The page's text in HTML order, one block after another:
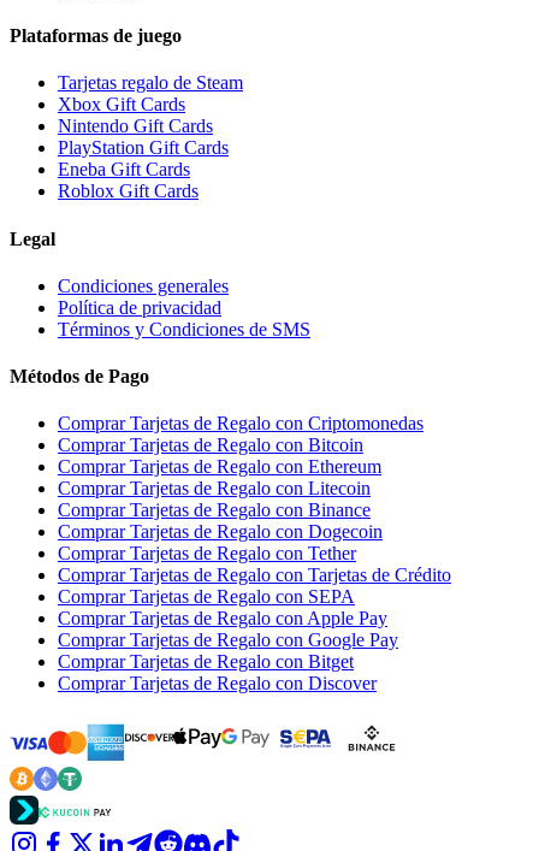
Plataformas de juego
Tarjetas regalo de Steam
Xbox Gift Cards
Nintendo Gift Cards
PlayStation Gift Cards
Eneba Gift Cards
Roblox Gift Cards
Legal
Condiciones generales
Política de privacidad
Términos y Condiciones de SMS
Métodos de Pago
Comprar Tarjetas de Regalo con Criptomonedas
Comprar Tarjetas de Regalo con Bitcoin
Comprar Tarjetas de Regalo con Ethereum
Comprar Tarjetas de Regalo con Litecoin
Comprar Tarjetas de Regalo con Binance
Comprar Tarjetas de Regalo con Dogecoin
Comprar Tarjetas de Regalo con Tether
Comprar Tarjetas de Regalo con Tarjetas de Crédito
Comprar Tarjetas de Regalo con SEPA
Comprar Tarjetas de Regalo con Apple Pay
Comprar Tarjetas de Regalo con Google Pay
Comprar Tarjetas de Regalo con Bitget
Comprar Tarjetas de Regalo con Discover